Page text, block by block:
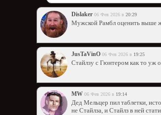
Dislaker 06 Фев 2026 в 20:29
Мужской Рамбл оценить
JusTaVinO 06 Фев 2026 в 19:25
Стайлзу с Гюнтером как то уж
MW 06 Фев 2026 в 19:14
Дед Мельцер пил таблетки,
не Стайлза, и Стайлз в ней